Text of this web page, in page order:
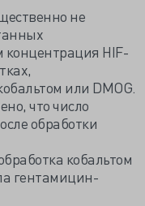
не
концентрация HIF-
или DMOG.
что число
обработки
кобальтом
гентамицин-